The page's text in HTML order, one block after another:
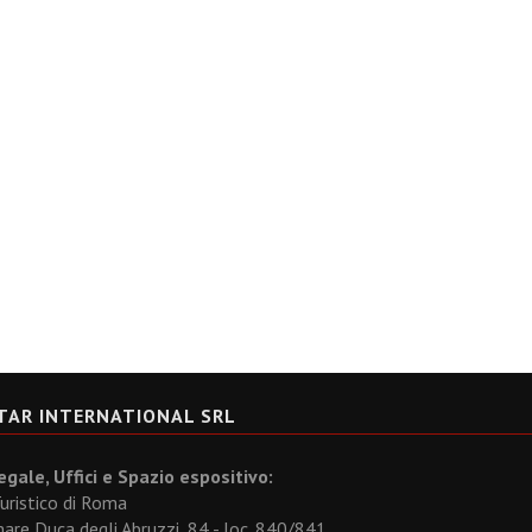
INTERNATIONAL SRL
Uffici e Spazio espositivo:
di Roma